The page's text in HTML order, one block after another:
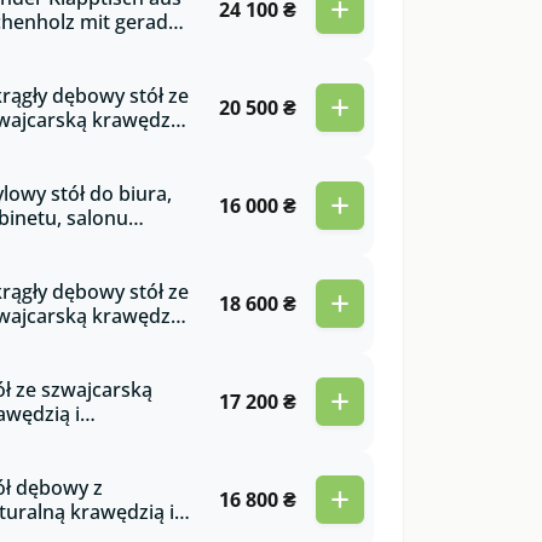
Chikago
mit gerader
24 100 ₴
dębowy stół ze
krawędzią
20 500 ₴ +
stół do biura,
salonu
stylu
16 000 ₴ +
dębowy stół ze
krawędzią
18 600 ₴ +
ze szwajcarską
i
z dębu
17 200 ₴ +
dębowy z
krawędzią i
16 800 ₴ +